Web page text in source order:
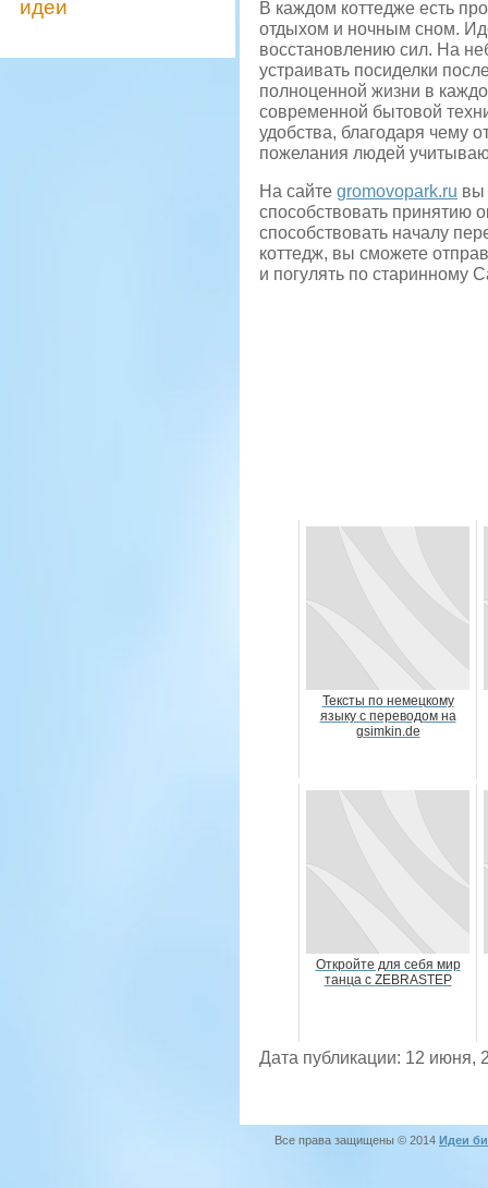
идеи
В каждом коттедже есть
отдыхом и ночным сном.
восстановлению сил. На
устраивать посиделки
полноценной жизни в
современной бытовой
удобства, благодаря чему
пожелания людей
На сайте gromovopark.ru вы
способствовать принятию
способствовать началу
коттедж, вы сможете
и погулять по старинному
Тексты по немецкому
языку с переводом на
gsimkin.de
Откройте для себя мир
танца с ZEBRASTEP
Дата публикации: 12 июня,
Все права защищены © 2014 Идеи